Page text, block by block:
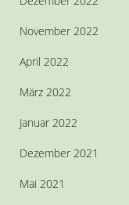
November 2022
April 2022
März 2022
Januar 2022
Dezember 2021
Mai 2021